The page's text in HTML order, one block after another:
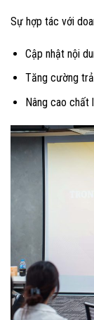
Sự hợp tác với
Cập nhật nội
Tăng cường
Nâng cao chất